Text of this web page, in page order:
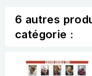
6 autres
catégorie :